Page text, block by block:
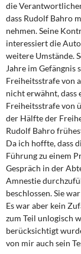
die
dass Rudolf Bahro
nehmen. Seine
interessiert die
weitere Umstände.
Jahre im Gefängnis
Freiheitsstrafe von
nicht erwähnt, dass
Freiheitsstrafe von
der Hälfte der
Rudolf Bahro
Da ich hoffte, dass
Führung zu einem
Gespräch in der
Amnestie
beschlossen. Sie
Es war aber kein
zum Teil unlogisch
berücksichtigt
von mir auch sein